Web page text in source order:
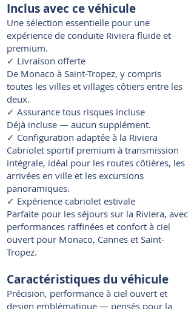
Inclus avec ce véhicule
Une sélection essentielle pour une
expérience de conduite Riviera fluide et
premium.
✓ Livraison offerte
De Monaco à Saint-Tropez, y compris
toutes les villes et villages côtiers entre les
deux.
✓ Assurance tous risques incluse
Déjà incluse — aucun supplément.
✓ Configuration adaptée à la Riviera
Cabriolet sportif premium à transmission
intégrale, idéal pour les routes côtières, les
arrivées en ville et les excursions
panoramiques.
✓ Expérience cabriolet estivale
Parfaite pour les séjours sur la Riviera, avec
performances raffinées et confort à ciel
ouvert pour Monaco, Cannes et Saint-
Tropez.
Caractéristiques du véhicule
Précision, performance à ciel ouvert et
design emblématique — pensés pour la